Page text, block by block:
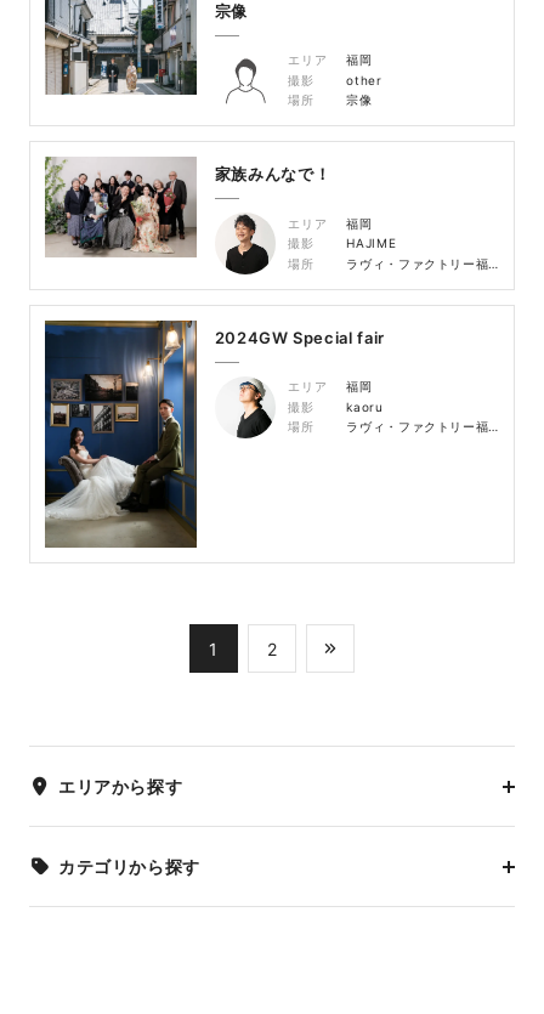
宗像
エリア
福岡
撮影
other
場所
宗像
家族みんなで！
エリア
福岡
撮影
HAJIME
場所
ラヴィ・ファクトリー福岡店 スタジオ
2024GW Special fair
エリア
福岡
撮影
kaoru
場所
ラヴィ・ファクトリー福岡店 スタジオ
1 2
エリアから探す
カテゴリから探す